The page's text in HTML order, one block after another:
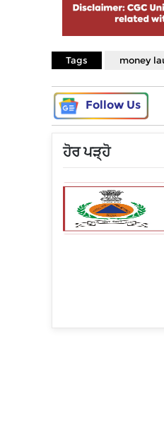
Tags money
Follow Us
ਹੋਰ ਪੜ੍ਹੋ